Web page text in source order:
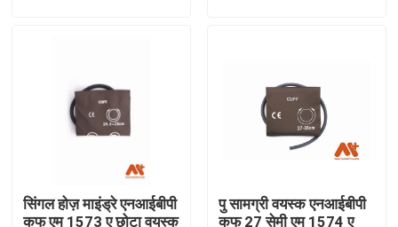
हमारे बारे में
सिंगल होज़ माइंड्रे एनआईबीपी
कफ एम 1573 ए छोटा वयस्क
पु सामग्री वयस्क एनआईबीपी
कफ 27 सेमी एम 1574 ए